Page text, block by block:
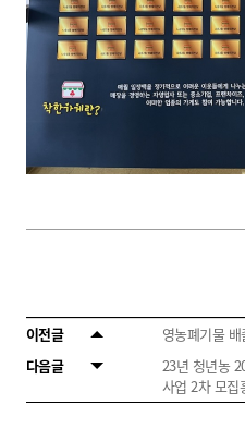
이전글
영농폐기물 배
다음글
23년 청년농
사업 2차 모집